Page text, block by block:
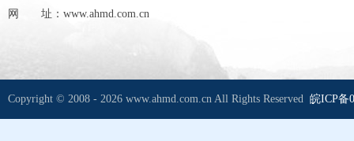
网 址：www.ahmd.com.cn
Copyright © 2008 - 2026 www.ahmd.com.cn All Rights Reserved 皖ICP备